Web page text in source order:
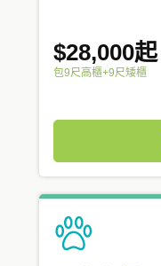
$28,000起
包9尺高櫃+9尺矮櫃